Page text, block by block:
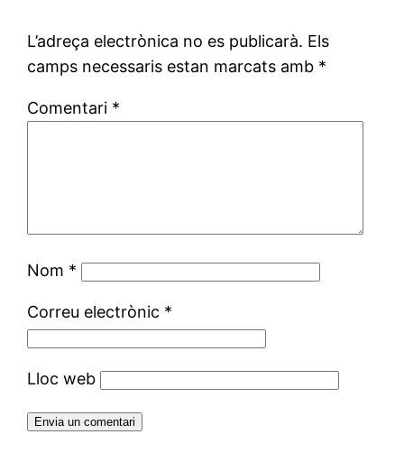
L’adreça electrònica no es publicarà. Els
camps necessaris estan marcats amb *
Comentari *
Nom *
Correu electrònic *
Lloc web